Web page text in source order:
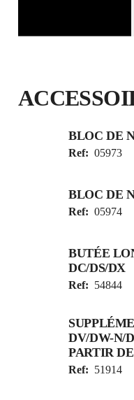
BLOC DE
Ref: 05973
BLOC DE
Ref: 05974
BUTÉE
DC/DS/DX
Ref: 54844
DV/DW-N/
PARTIR
Ref: 51914